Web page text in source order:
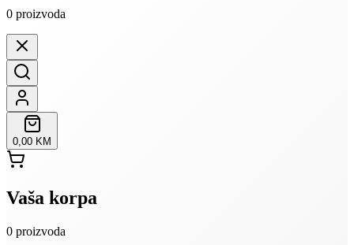
0 proizvoda
0,00 KM
Vaša korpa
0 proizvoda